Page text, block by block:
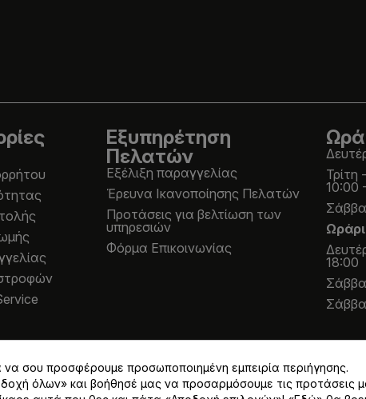
Εξυπηρέτηση
Πελατών
Εξέλιξη παραγγελίας
Έρευνα Ικανοποίησης Πελατών
Προτάσεις για βελτίωση των
υπηρεσιών
Φόρμα Επικοινωνίας
10:00
18:00
να σου προσφέρουμε προσωποποιημένη εμπειρία περιήγησης.
όλων» και βοήθησέ μας να προσαρμόσουμε τις προτάσεις